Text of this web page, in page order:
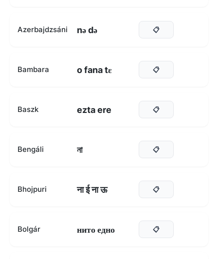
Azerbajdzsáni nə də 📋
Bambara o fana tɛ 📋
Baszk ezta ere 📋
Bengáli না 📋
Bhojpuri ना ई ना ऊ 📋
Bolgár нито едно 📋